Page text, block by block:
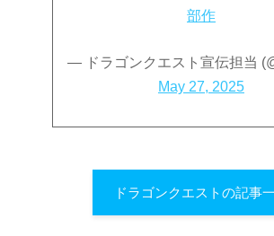
部作
— ドラゴンクエスト宣伝担当
May 27, 2025
ドラゴンクエストの記事